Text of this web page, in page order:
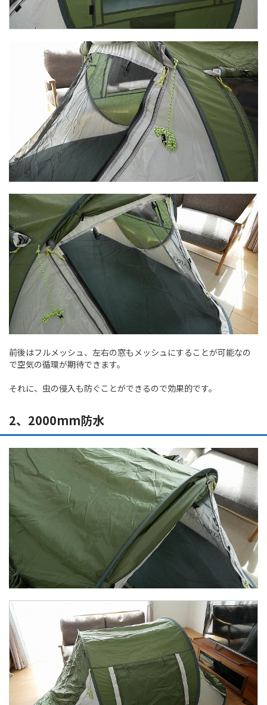
前後はフルメッシュ、左右の窓もメッシュにすることが可能なの
で空気の循環が期待できます。
それに、虫の侵入も防ぐことができるので効果的です。
2、2000mm防水